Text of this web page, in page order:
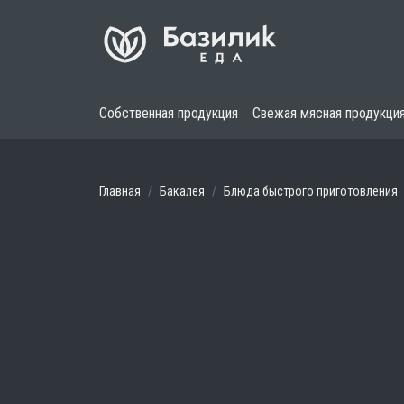
Собственная продукция Свежая мясная продукция
Главная Бакалея Блюда быстрого приготовления